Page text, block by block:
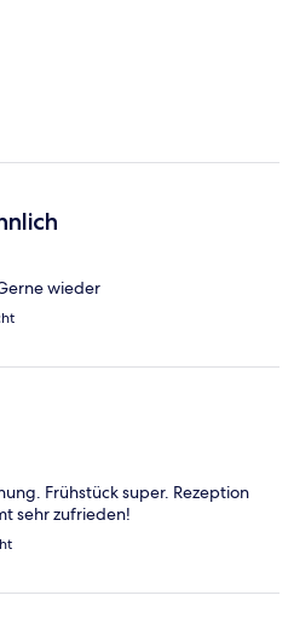
wieder
Frühstück super. Rezeption
sehr zufrieden!